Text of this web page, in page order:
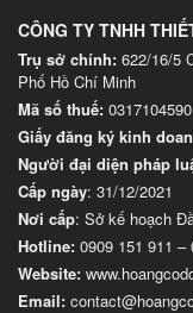
CÔNG TY TNHH
Trụ sở chính: 622/16/5
Phố Hồ Chí Minh
Mã số thuế: 0317104590
Giấy đăng ký kinh
Người đại diện pháp
Cấp ngày: 31/12/2021
Nơi cấp: Sở kế hoạch
Hotline: 0909 151 911 –
Website:
Email: